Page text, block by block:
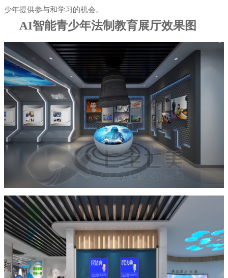
少年提供参与和学习的机会。
AI智能青少年法制教育展厅效果图